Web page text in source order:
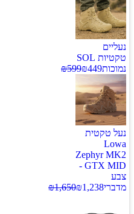
נעליים
טקטיות SOL
נמוכות
₪449
₪599
נעל טקטית
Lowa
Zephyr MK2
GTX MID -
צבע
מדברי
₪1,238
₪1,650